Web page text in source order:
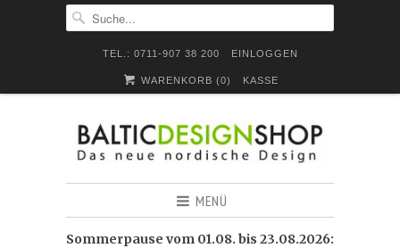
TEL.: 0711-907 38 200 EINLOGGEN
WARENKORB (0) KASSE
MENÜ
Sommerpause vom 01.08. bis 23.08.2026: